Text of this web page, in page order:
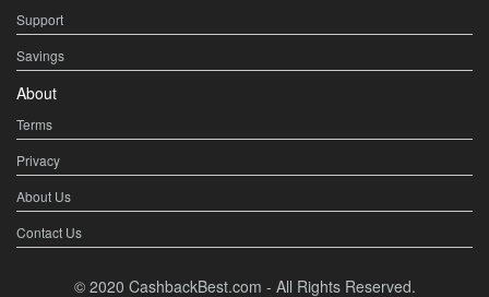
Support
Savings
About
Terms
Privacy
About Us
Contact Us
© 2020 CashbackBest.com - All Rights Reserved.